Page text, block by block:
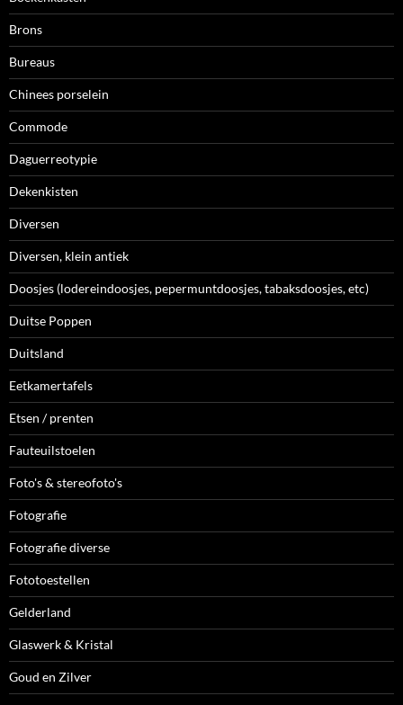
Brons
Bureaus
Chinees porselein
Commode
Daguerreotypie
Dekenkisten
Diversen
Diversen, klein antiek
Doosjes (lodereindoosjes, pepermuntdoosjes, tabaksdoosjes, etc)
Duitse Poppen
Duitsland
Eetkamertafels
Etsen / prenten
Fauteuilstoelen
Foto's & stereofoto's
Fotografie
Fotografie diverse
Fototoestellen
Gelderland
Glaswerk & Kristal
Goud en Zilver